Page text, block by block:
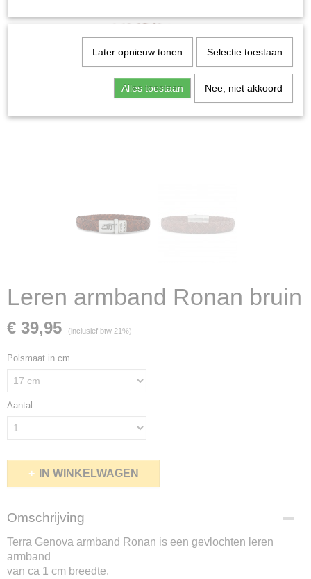
Leren armband Ronan bruin
€ 39,95 (inclusief btw 21%)
Polsmaat in cm
Aantal
IN WINKELWAGEN
Omschrijving
Terra Genova armband Ronan is een gevlochten leren
armband
van ca 1 cm breedte.
Later opnieuw tonen Selectie toestaan
Alles toestaan Nee, niet akkoord